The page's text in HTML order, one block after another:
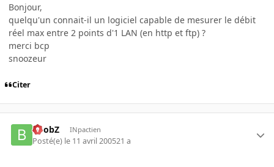
Bonjour,
quelqu'un connait-il un logiciel capable de mesurer le débit
réel max entre 2 points d'1 LAN (en http et ftp) ?
merci bcp
snoozeur
Citer
BoobZ INpactien
Posté(e) le 11 avril 200521 a